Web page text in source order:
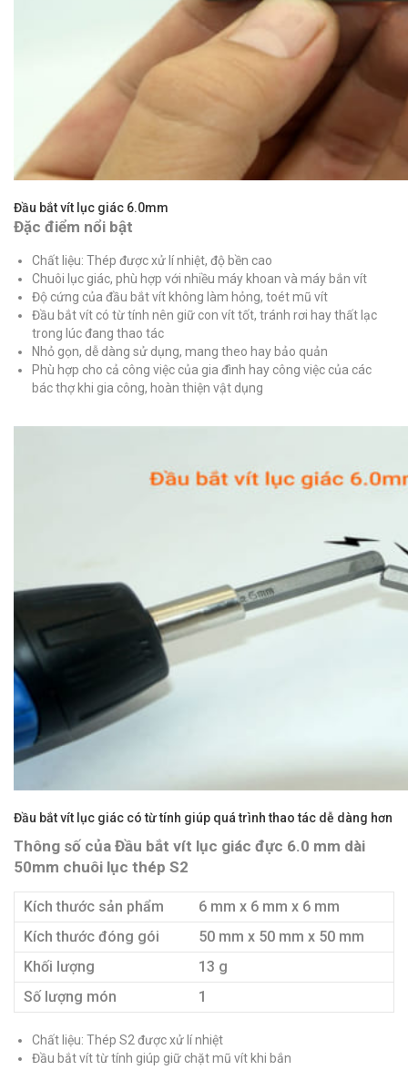
Đầu bắt vít lục giác 6.0mm
Đặc điểm nổi bật
Chất liệu: Thép được xử lí nhiệt, độ bền cao
Chuôi lục giác, phù hợp với nhiều máy khoan và máy bắn vít
Độ cứng của đầu bắt vít không làm hỏng, toét mũ vít
Đầu bắt vít có từ tính nên giữ con vít tốt, tránh rơi hay thất lạc
trong lúc đang thao tác
Nhỏ gọn, dễ dàng sử dụng, mang theo hay bảo quản
Phù hợp cho cả công việc của gia đình hay công việc của các
bác thợ khi gia công, hoàn thiện vật dụng
Đầu bắt vít lục giác có từ tính giúp quá trình thao tác dễ dàng hơn
Thông số của Đầu bắt vít lục giác đực 6.0 mm dài
50mm chuôi lục thép S2
Kích thước sản phẩm
6 mm x 6 mm x 6 mm
Kích thước đóng gói
50 mm x 50 mm x 50 mm
Khối lượng
13 g
Số lượng món
1
Chất liệu: Thép S2 được xử lí nhiệt
Đầu bắt vít từ tính giúp giữ chặt mũ vít khi bắn